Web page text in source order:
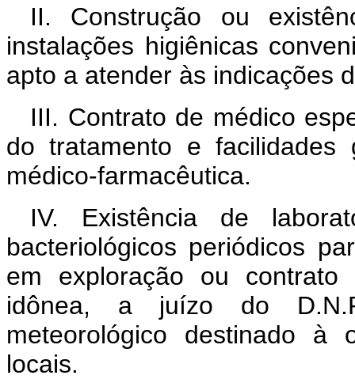
II. Construção ou
instalações higiênicas
apto a atender às indicações
III. Contrato de médico
do tratamento e facilidades
médico-farmacêutica.
IV. Existência de
bacteriológicos periódicos
em exploração ou
idônea, a juízo do
meteorológico destinado à
locais.